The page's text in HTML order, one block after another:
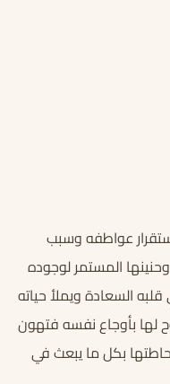
عواطفه وسبب
المستمر لوجوده
السعادة ويملأ حياته
لها بأوجاع نفسه فتهون
بكل ما يبعث في